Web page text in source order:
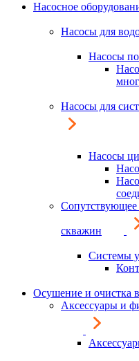
Насосное
Насосы для
Насосы
Насосы для
Насосы
Сопутствующее
скважин
Системы
Осушение и очистка
Аксессуары и